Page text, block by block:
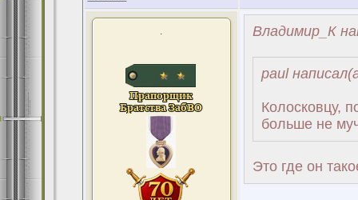
. Владимир_К
paul
Колосковцу,
больше не
Это где он